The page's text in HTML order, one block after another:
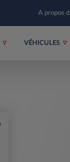
A propos
VÉHICULES